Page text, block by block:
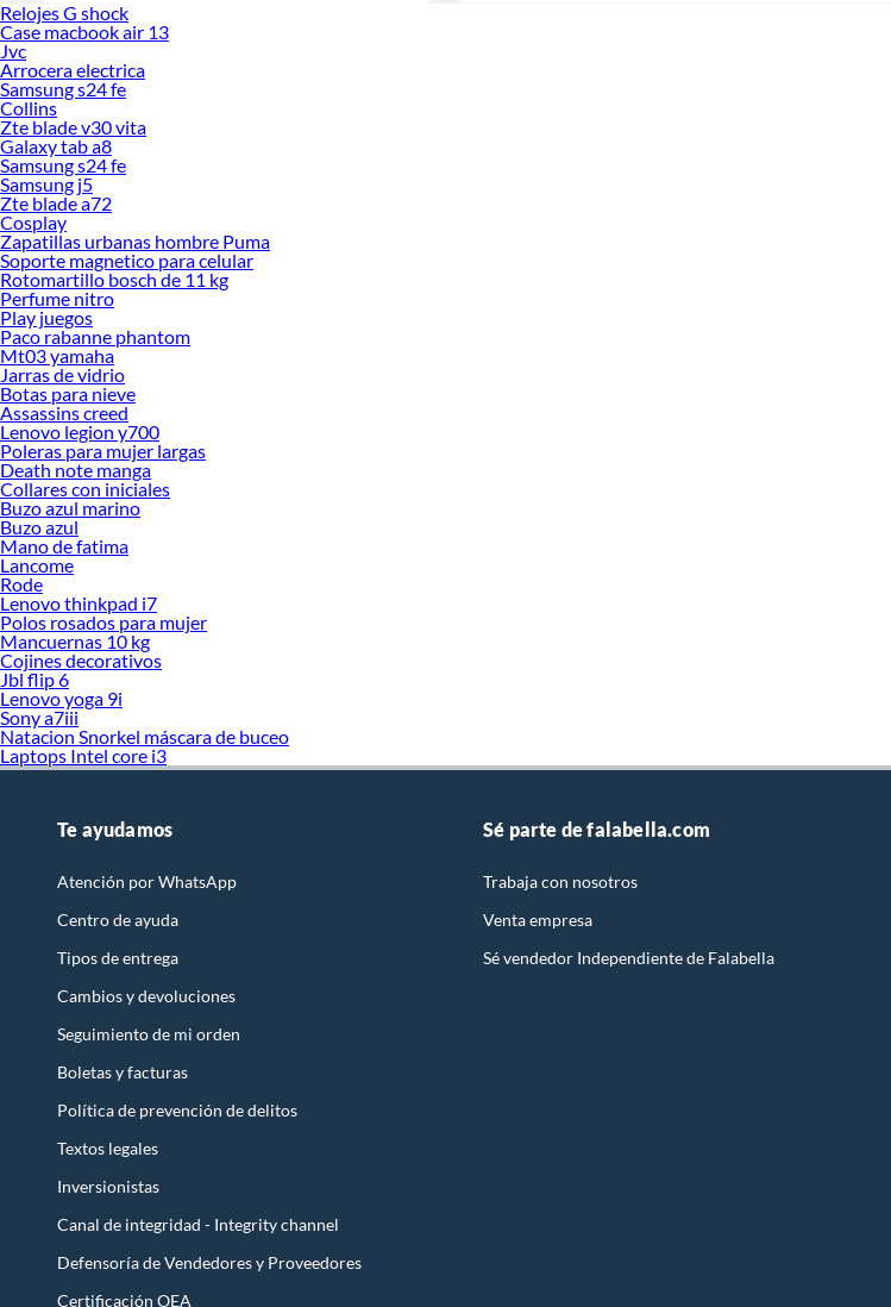
Relojes G shock
Case macbook air 13
Jvc
Arrocera electrica
Samsung s24 fe
Collins
Zte blade v30 vita
Galaxy tab a8
Samsung s24 fe
Samsung j5
Zte blade a72
Cosplay
Zapatillas urbanas hombre Puma
Soporte magnetico para celular
Rotomartillo bosch de 11 kg
Perfume nitro
Play juegos
Paco rabanne phantom
Mt03 yamaha
Jarras de vidrio
Botas para nieve
Assassins creed
Lenovo legion y700
Poleras para mujer largas
Death note manga
Collares con iniciales
Buzo azul marino
Buzo azul
Mano de fatima
Lancome
Rode
Lenovo thinkpad i7
Polos rosados para mujer
Mancuernas 10 kg
Cojines decorativos
Jbl flip 6
Lenovo yoga 9i
Sony a7iii
Natacion Snorkel máscara de buceo
Laptops Intel core i3
Te ayudamos
Atención por WhatsApp
Centro de ayuda
Tipos de entrega
Cambios y devoluciones
Seguimiento de mi orden
Boletas y facturas
Política de prevención de delitos
Textos legales
Inversionistas
Canal de integridad - Integrity channel
Defensoría de Vendedores y Proveedores
Certificación OEA
Sé parte de falabella.com
Trabaja con nosotros
Venta empresa
Sé vendedor Independiente de Falabella